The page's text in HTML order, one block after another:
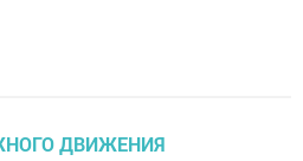
ДВИЖЕНИЯ